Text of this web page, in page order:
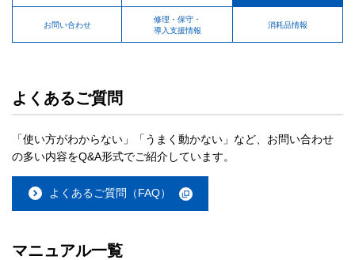
お問い合わせ
修理・保守・
導入支援情報
消耗品情報
よくあるご質問
「使い方がわからない」「うまく動かない」など、お問い合わせ
の多い内容をQ&A形式でご紹介しています。
よくあるご質問（FAQ）
マニュアル一覧